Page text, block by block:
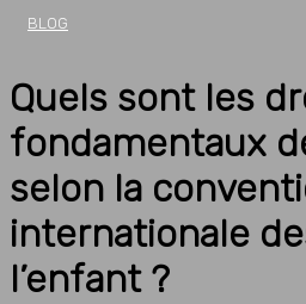
BLOG
Quels sont les
fondamentaux
selon la
internationale
l’enfant ?